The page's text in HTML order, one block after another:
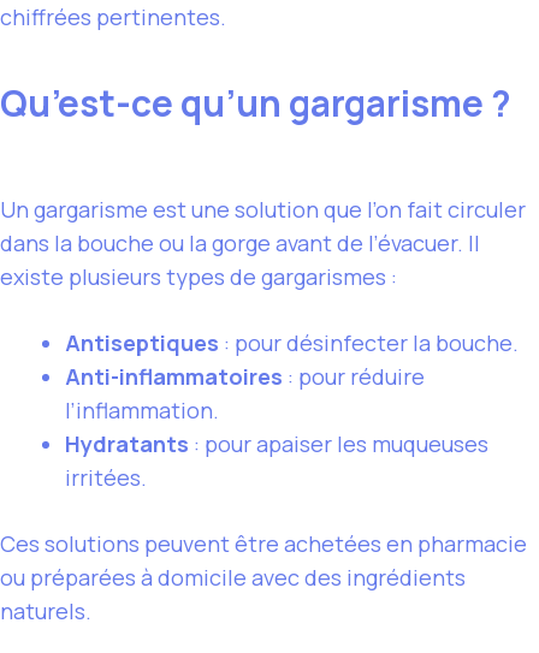
chiffrées pertinentes.
Qu’est-ce qu’un gargarisme ?
Un gargarisme est une solution que l’on fait circuler
dans la bouche ou la gorge avant de l’évacuer. Il
existe plusieurs types de gargarismes :
Antiseptiques : pour désinfecter la bouche.
Anti-inflammatoires : pour réduire
l’inflammation.
Hydratants : pour apaiser les muqueuses
irritées.
Ces solutions peuvent être achetées en pharmacie
ou préparées à domicile avec des ingrédients
naturels.